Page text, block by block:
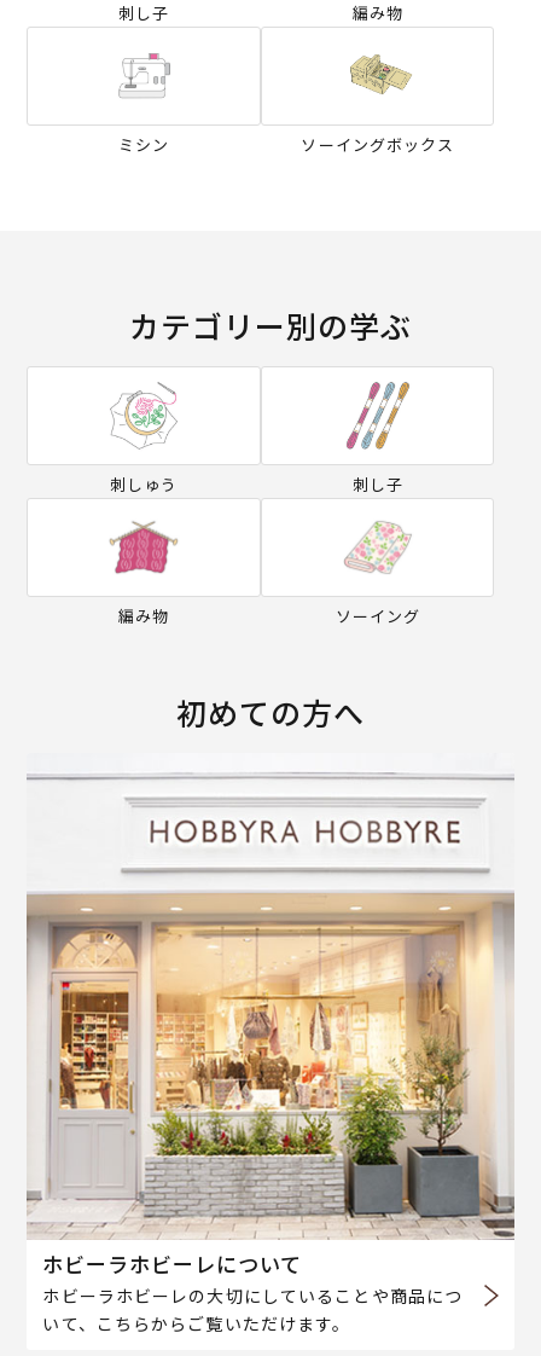
刺し子 編み物
ミシン ソーイングボックス
カテゴリー別の学ぶ
刺しゅう 刺し子
編み物 ソーイング
初めての方へ
ホビーラホビーレについて
ホビーラホビーレの大切にしていることや商品につ
いて、こちらからご覧いただけます。